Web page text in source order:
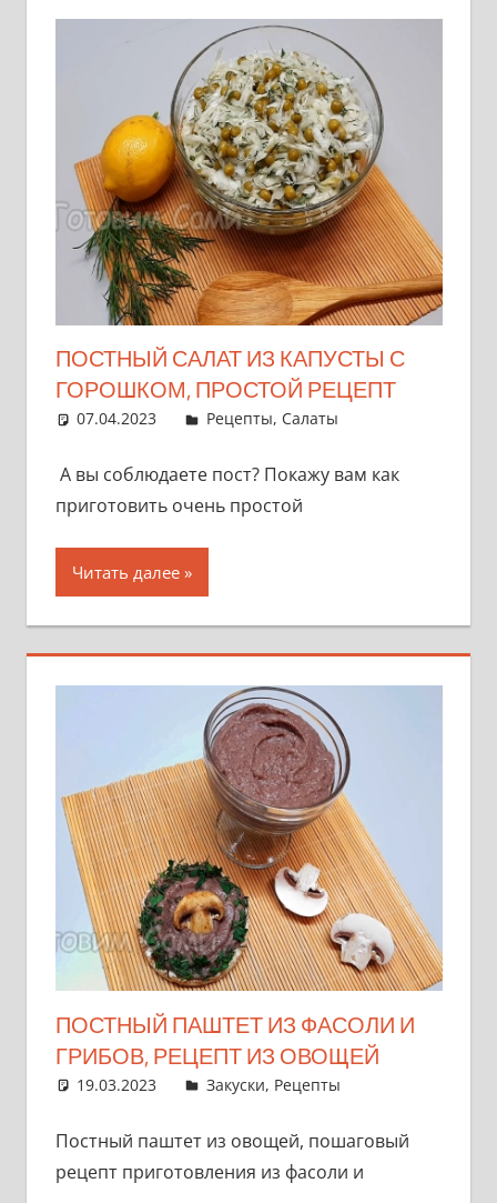
ПОСТНЫЙ САЛАТ ИЗ КАПУСТЫ С
ГОРОШКОМ, ПРОСТОЙ РЕЦЕПТ
07.04.2023 admin
Рецепты, Салаты
А вы соблюдаете пост? Покажу вам как
приготовить очень простой
Читать далее
ПОСТНЫЙ ПАШТЕТ ИЗ ФАСОЛИ И
ГРИБОВ, РЕЦЕПТ ИЗ ОВОЩЕЙ
19.03.2023 admin
Закуски, Рецепты
Постный паштет из овощей, пошаговый
рецепт приготовления из фасоли и